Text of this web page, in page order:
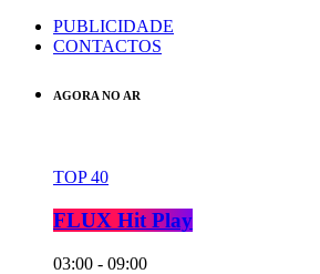
PUBLICIDADE
CONTACTOS
AGORA NO AR
TOP 40
FLUX Hit Play
03:00 - 09:00